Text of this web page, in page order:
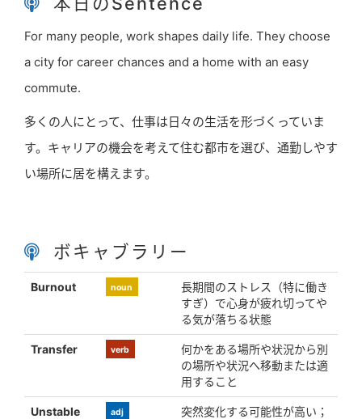
For many people, work shapes daily life. They choose
a city for career chances and a home with an easy
commute.
多くの人にとって、仕事は日々の生活を形づくっていま
す。キャリアの機会を考えて住む都市を選び、通勤しやす
い場所に居を構えます。
ボキャブラリー
Burnout noun
長期間のストレス（特に働き
すぎ）で心身が疲れ切ってや
る気が落ちる状態
Transfer verb
何かをある場所や状況から別
の場所や状況へ移動または適
用すること
Unstable adj
突然変化する可能性が高い；